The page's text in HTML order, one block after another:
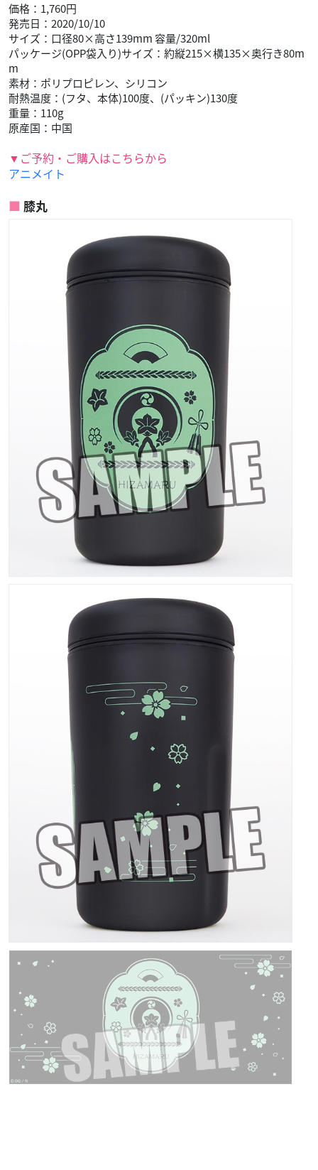
価格：1,760円
発売日：2020/10/10
サイズ：口径80×高さ139mm 容量/320ml
パッケージ(OPP袋入り)サイズ：約縦215×横135×奥行き80m
m
素材：ポリプロピレン、シリコン
耐熱温度：(フタ、本体)100度、(パッキン)130度
重量：110g
原産国：中国
▼ご予約・ご購入はこちらから
アニメイト
膝丸